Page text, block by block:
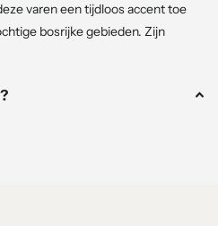
varen een tijdloos accent toe
bosrijke gebieden. Zijn
goed doorlatende bodems, zal
schoonheid elk seizoen tot zijn